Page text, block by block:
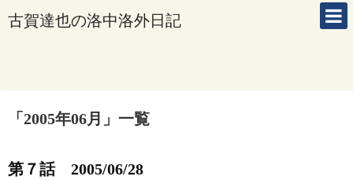
古賀達也の洛中洛外日記
「 2005年06月 」 一覧
第７話 2005/06/28